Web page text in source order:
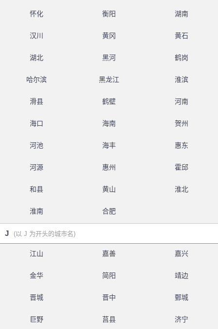
怀化 衡阳 湖南
汉川 黄冈 黄石
湖北 黑河 鹤岗
哈尔滨 黑龙江 淮滨
滑县 鹤壁 河南
海口 海南 贺州
河池 海丰 惠东
河源 惠州 霍邱
和县 黄山 淮北
淮南 合肥
J (以 J 为开头的城市名)
江山 嘉善 嘉兴
金华 简阳 靖边
晋城 晋中 鄄城
巨野 莒县 济宁